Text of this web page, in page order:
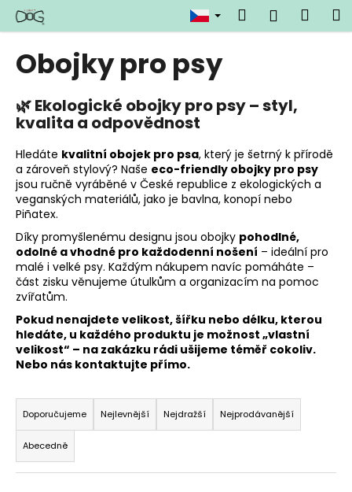
Přejít
obsah
Hledat
Obojky pro psy
🌿 Ekologické obojky pro psy – styl,
kvalita a odpovědnost
Hledáte kvalitní obojek pro psa, který je šetrný k přírodě
a zároveň stylový? Naše eco-friendly obojky pro psy
jsou ručně vyráběné v České republice z ekologických a
veganských materiálů, jako je bavlna, konopí nebo
Piñatex.
Díky promyšlenému designu jsou obojky pohodlné,
odolné a vhodné pro každodenní nošení – ideální pro
malé i velké psy. Každým nákupem navíc pomáháte –
část zisku věnujeme útulkům a organizacím na pomoc
zvířatům.
Pokud nenajdete velikost, šířku nebo délku, kterou
hledáte, u každého produktu je možnost „vlastní
velikost“ – na zakázku rádi ušijeme téměř cokoliv.
Nebo nás kontaktujte přímo.
Ř
a
z
e
n
Doporučujeme Nejlevnější Nejdražší Nejprodávanější
Abecedně
o
o
p
o
t
ř
e
b
u
j
e
t
e
n
a
j
t
?